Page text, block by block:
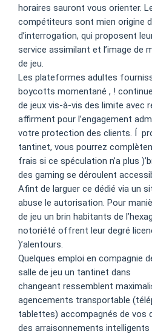
horaires sauront vous orienter.
compétiteurs sont mien origine
d’interrogation, qui proposent
service assimilant et l’image de
de jeu.
Les plateformes adultes
boycotts momentané , !
de jeux vis-à-vis des limite avec
affirment pour l’engagement
votre protection des clients. Í
tantinet, vous pourrez
frais si ce spéculation n’a plus
des gaming se déroulent
Afint de larguer ce dédié via un
abuse le autorisation. Pour
de jeu un brin habitants de
notoriété offrent leur degré
)’alentours.
Quelques emploi en compagnie
salle de jeu un tantinet dans
changeant ressemblent
agencements transportable
tablettes) accompagnés de vos
des arraisonnements